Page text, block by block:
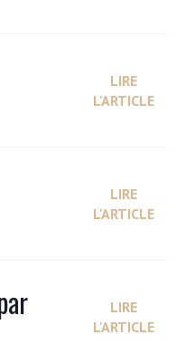
LIRE
L'ARTICLE
LIRE
L'ARTICLE
LIRE
L'ARTICLE